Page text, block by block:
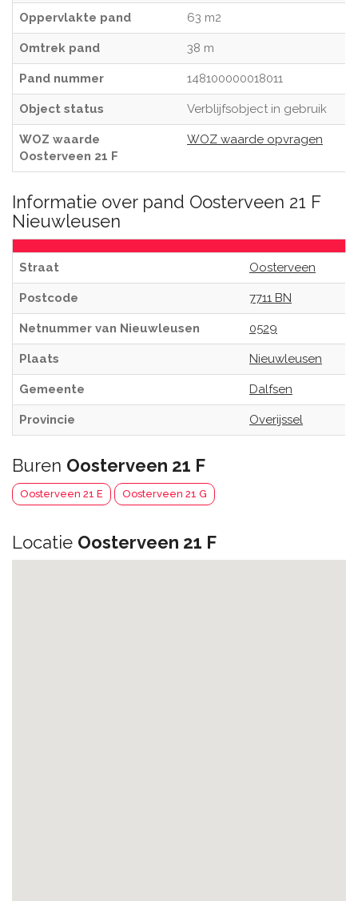
Oppervlakte pand 63 m2
Omtrek pand 38 m
Pand nummer 148100000018011
Object status Verblijfsobject in gebruik
WOZ waarde
Oosterveen 21 F
WOZ waarde opvragen
Informatie over pand Oosterveen 21 F
Nieuwleusen
Straat Oosterveen
Postcode 7711 BN
Netnummer van Nieuwleusen 0529
Plaats Nieuwleusen
Gemeente Dalfsen
Provincie Overijssel
Buren Oosterveen 21 F
Oosterveen 21 E Oosterveen 21 G
Locatie Oosterveen 21 F